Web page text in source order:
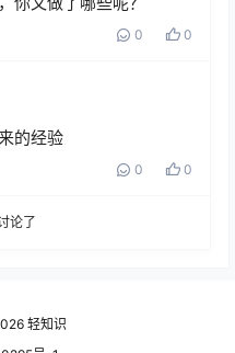
0 0
的经验
0 0
论了
轻知识